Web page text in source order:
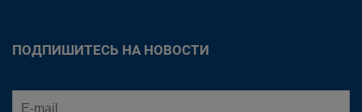
ПОДПИШИТЕСЬ НА НОВОСТИ